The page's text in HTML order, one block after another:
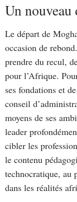
Un nouveau
Le départ de
occasion de
prendre du recul,
pour l’Afrique.
ses fondations et
conseil
moyens de ses
leader
cibler les
le contenu
technocratique, au
dans les réalités